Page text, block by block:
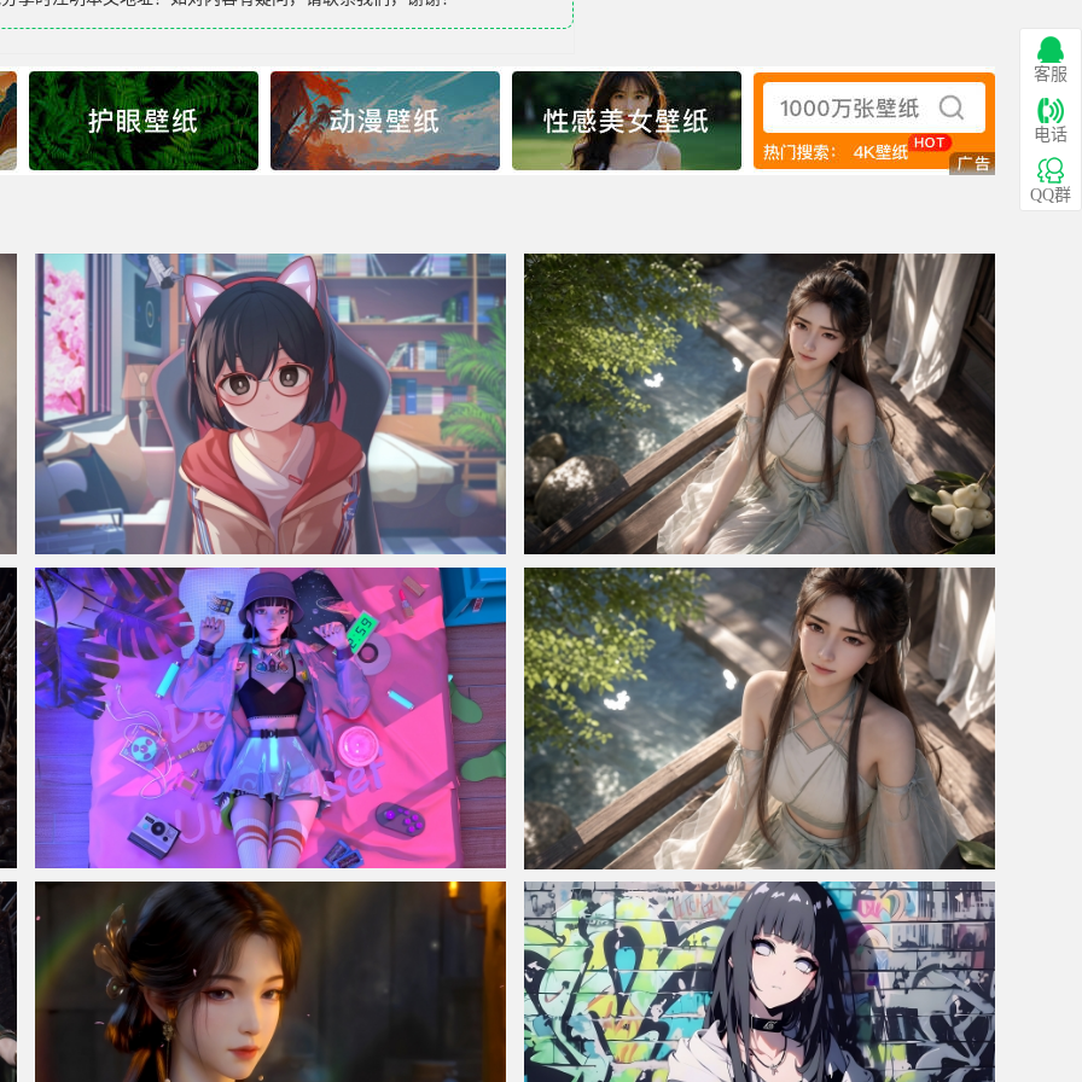
动漫女孩 猫耳 黑短发 眼镜 书房 4k壁纸 3840x2160 辛如音 凡人修仙传 缤纷夏日 4K高清壁纸3840x2160
赛博朋克风格奇幻少女 集原美电脑4k壁纸3840x2160 辛如音 凡人修仙传 缤纷夏日 带鱼屏高清壁纸3440x1440
客服
电话
QQ群